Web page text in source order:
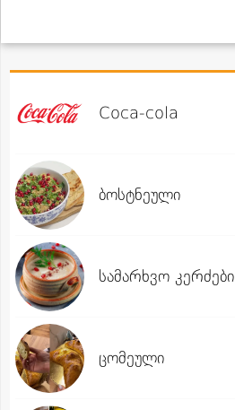
Coca-cola
ბოსტნეული
სამარხვო კერძები
ცომეული